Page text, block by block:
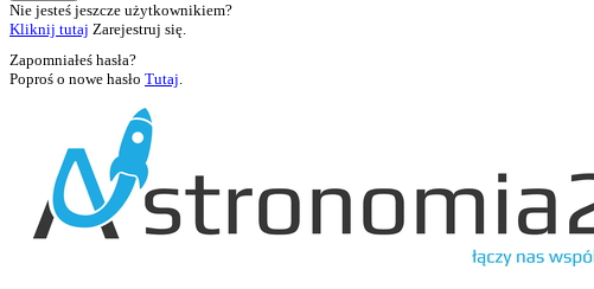
Nie jesteś jeszcze użytkownikiem?
Kliknij tutaj Zarejestruj się.
Zapomniałeś hasła?
Poproś o nowe hasło Tutaj.